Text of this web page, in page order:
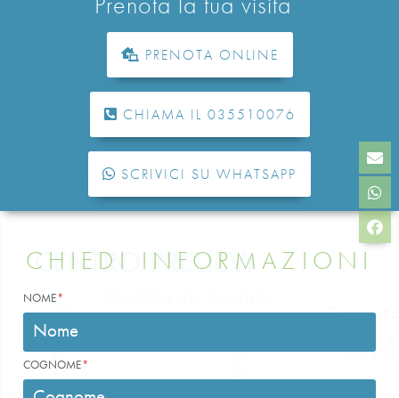
PRENOTA ONLINE
CHIAMA IL 035510076
SCRIVICI SU WHATSAPP
CHIEDI INFORMAZIONI
NOME
COGNOME